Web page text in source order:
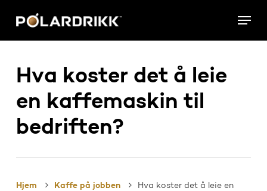
main
Menu
Hva koster det å leie
en kaffemaskin til
bedriften?
Hjem Kaffe på jobben
Hva koster det å leie en